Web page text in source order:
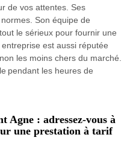
de vos attentes. Ses
Son équipe de
le sérieux pour fournir une
est aussi réputée
les moins chers du marché.
pendant les heures de
Agne : adressez-vous à
une prestation à tarif